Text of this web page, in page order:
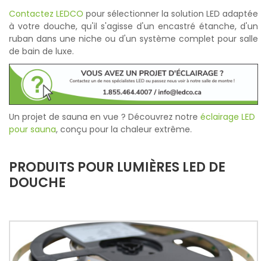
Contactez LEDCO pour sélectionner la solution LED adaptée
à votre douche, qu'il s'agisse d'un encastré étanche, d'un
ruban dans une niche ou d'un système complet pour salle
de bain de luxe.
Un projet de sauna en vue ? Découvrez notre éclairage LED
pour sauna, conçu pour la chaleur extrême.
PRODUITS POUR LUMIÈRES LED DE
DOUCHE